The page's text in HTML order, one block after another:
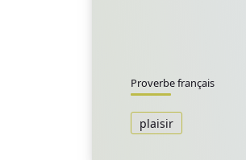
Proverbe français
plaisir